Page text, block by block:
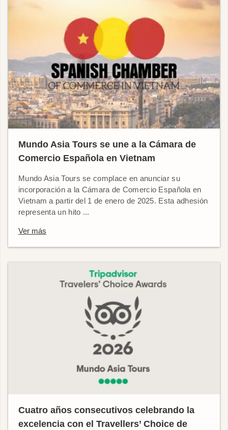
Mundo Asia Tours se une a la Cámara de
Comercio Española en Vietnam
Mundo Asia Tours se complace en anunciar su
incorporación a la Cámara de Comercio Española en
Vietnam a partir del 1 de enero de 2025. Esta adhesión
representa un hito ...
Ver más
Cuatro años consecutivos celebrando la
excelencia con el Travellers’ Choice de